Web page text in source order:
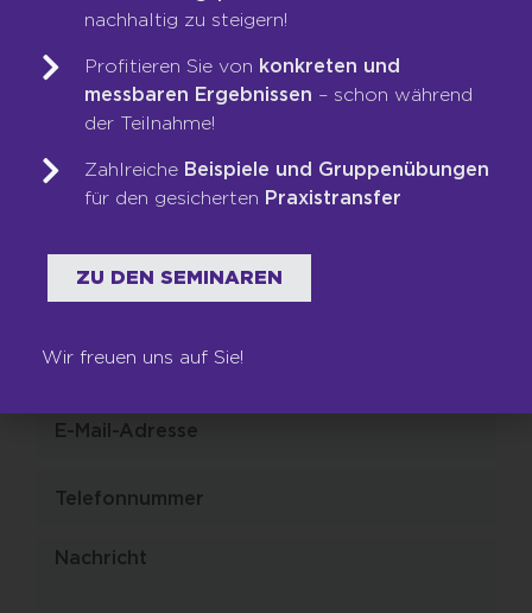
selbstständiger Vertriebspartner
gemeinsam mit uns wachsen möchtest,
freuen wir uns auf deine Bewerbung!
JETZT BEWERBEN
nachhaltig zu steigern!
Profitieren Sie von konkreten und
messbaren Ergebnissen – schon während
der Teilnahme!
Zahlreiche Beispiele und Gruppenübungen
für den gesicherten Praxistransfer
ZU DEN SEMINAREN
Wir freuen uns auf Sie!